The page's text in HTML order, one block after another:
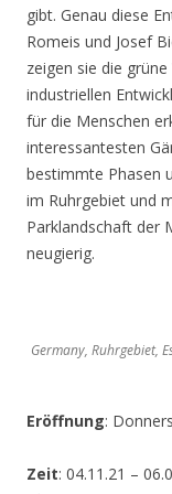
gibt. Genau diese
Romeis und Josef
zeigen sie die
industriellen
für die Menschen
interessantesten
bestimmte Phasen
im Ruhrgebiet und
Parklandschaft der
neugierig.
Germany, Ruhrgebiet,
Eröffnung:
Zeit: 04.11.21 –